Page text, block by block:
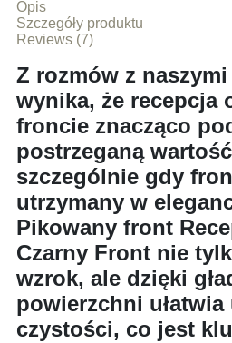
Opis
Szczegóły produktu
Reviews (7)
Z rozmów z
wynika, że recepcja
froncie znacząco
postrzeganą
szczególnie gdy
utrzymany w
Pikowany front
Czarny Front nie
wzrok, ale dzięki
powierzchni
czystości, co jest